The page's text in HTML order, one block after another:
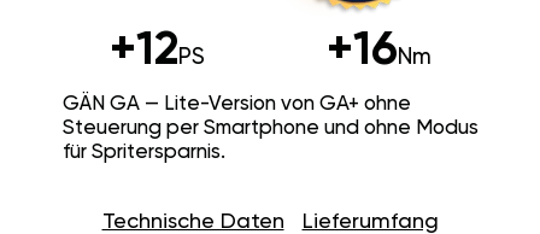
+12PS +16Nm
GÄN GA — Lite-Version von GA+ ohne
Steuerung per Smartphone und ohne Modus
für Spritersparnis.
Technische Daten Lieferumfang